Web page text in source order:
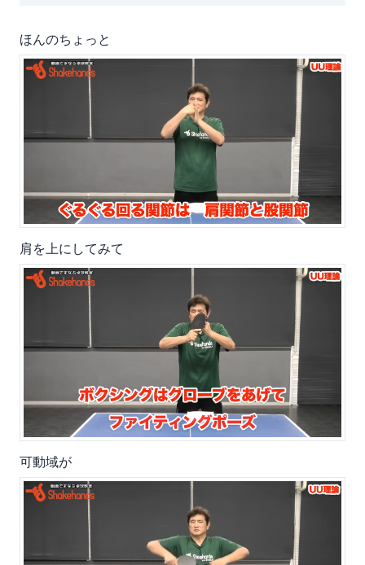
ほんのちょっと
肩を上にしてみて
可動域が